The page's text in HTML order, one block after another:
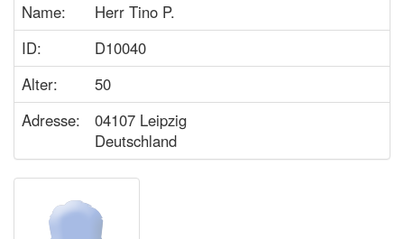
Name:
Herr Tino P.
ID:
D10040
Alter:
50
Adresse:
04107 Leipzig
Deutschland